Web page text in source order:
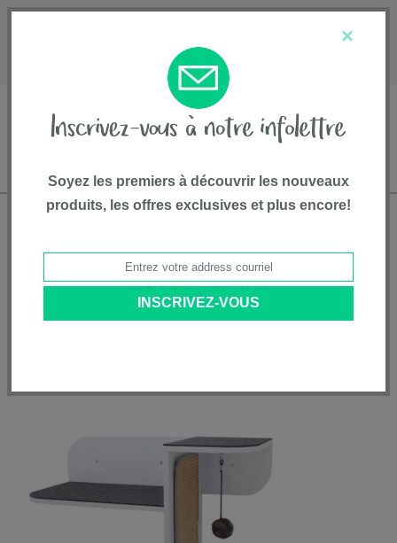
1-800-667-8184
de 75$*
Accueil •Articles Pour Animaux•Rampe Et Meubles Pour Animaux
×
Soyez les premiers à découvrir les nouveaux
produits, les offres exclusives et plus encore!